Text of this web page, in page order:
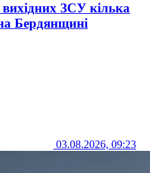
ЗСУ кілька
Бердянщині
03.08.2026, 09:23